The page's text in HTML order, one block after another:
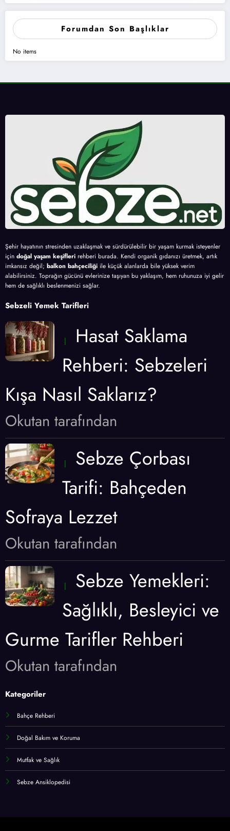
Forumdan Son Başlıklar
No items
Şehir hayatının stresinden uzaklaşmak ve sürdürülebilir bir yaşam kurmak isteyenler
için doğal yaşam keşifleri rehberi burada. Kendi organik gıdanızı üretmek, artık
imkansız değil; balkon bahçeciliği ile küçük alanlarda bile yüksek verim
alabilirsiniz. Toprağın gücünü evlerinize taşıyan bu yaklaşım, hem ruhunuza iyi gelir
hem de sağlıklı beslenmenizi sağlar.
Sebzeli Yemek Tarifleri
Hasat Saklama
Rehberi: Sebzeleri
Kışa Nasıl Saklarız?
Okutan tarafından
Sebze Çorbası
Tarifi: Bahçeden
Sofraya Lezzet
Okutan tarafından
Sebze Yemekleri:
Sağlıklı, Besleyici ve
Gurme Tarifler Rehberi
Okutan tarafından
Kategoriler
Bahçe Rehberi
Doğal Bakım ve Koruma
Mutfak ve Sağlık
Sebze Ansiklopedisi